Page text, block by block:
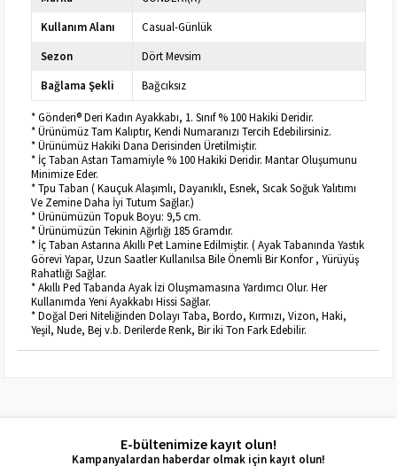
Kullanım Alanı
Casual-Günlük
Sezon
Dört Mevsim
Bağlama Şekli
Bağcıksız
* Gönderi® Deri Kadın Ayakkabı, 1. Sınıf % 100 Hakiki Deridir.
* Ürünümüz Tam Kalıptır, Kendi Numaranızı Tercih Edebilirsiniz.
* Ürünümüz Hakiki Dana Derisinden Üretilmiştir.
* İç Taban Astarı Tamamiyle % 100 Hakiki Deridir. Mantar Oluşumunu
Minimize Eder.
* Tpu Taban ( Kauçuk Alaşımlı, Dayanıklı, Esnek, Sıcak Soğuk Yalıtımı
Ve Zemine Daha İyi Tutum Sağlar.)
* Ürünümüzün Topuk Boyu: 9,5 cm.
* Ürünümüzün Tekinin Ağırlığı 185 Gramdır.
* İç Taban Astarına Akıllı Pet Lamine Edilmiştir. ( Ayak Tabanında Yastık
Görevi Yapar, Uzun Saatler Kullanılsa Bile Önemli Bir Konfor , Yürüyüş
Rahatlığı Sağlar.
* Akıllı Ped Tabanda Ayak İzi Oluşmamasına Yardımcı Olur. Her
Kullanımda Yeni Ayakkabı Hissi Sağlar.
* Doğal Deri Niteliğinden Dolayı Taba, Bordo, Kırmızı, Vizon, Haki,
Yeşil, Nude, Bej v.b. Derilerde Renk, Bir iki Ton Fark Edebilir.
E-bültenimize kayıt olun!